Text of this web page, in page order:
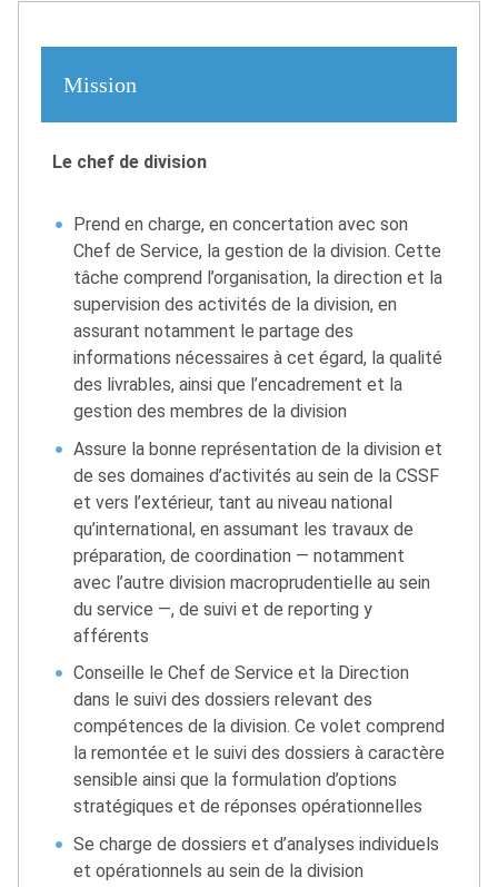
Mission
Le chef de division
Prend en charge, en concertation avec son
Chef de Service, la gestion de la division. Cette
tâche comprend l’organisation, la direction et la
supervision des activités de la division, en
assurant notamment le partage des
informations nécessaires à cet égard, la qualité
des livrables, ainsi que l’encadrement et la
gestion des membres de la division
Assure la bonne représentation de la division et
de ses domaines d’activités au sein de la CSSF
et vers l’extérieur, tant au niveau national
qu’international, en assumant les travaux de
préparation, de coordination — notamment
avec l’autre division macroprudentielle au sein
du service —, de suivi et de reporting y
afférents
Conseille le Chef de Service et la Direction
dans le suivi des dossiers relevant des
compétences de la division. Ce volet comprend
la remontée et le suivi des dossiers à caractère
sensible ainsi que la formulation d’options
stratégiques et de réponses opérationnelles
Se charge de dossiers et d’analyses individuels
et opérationnels au sein de la division